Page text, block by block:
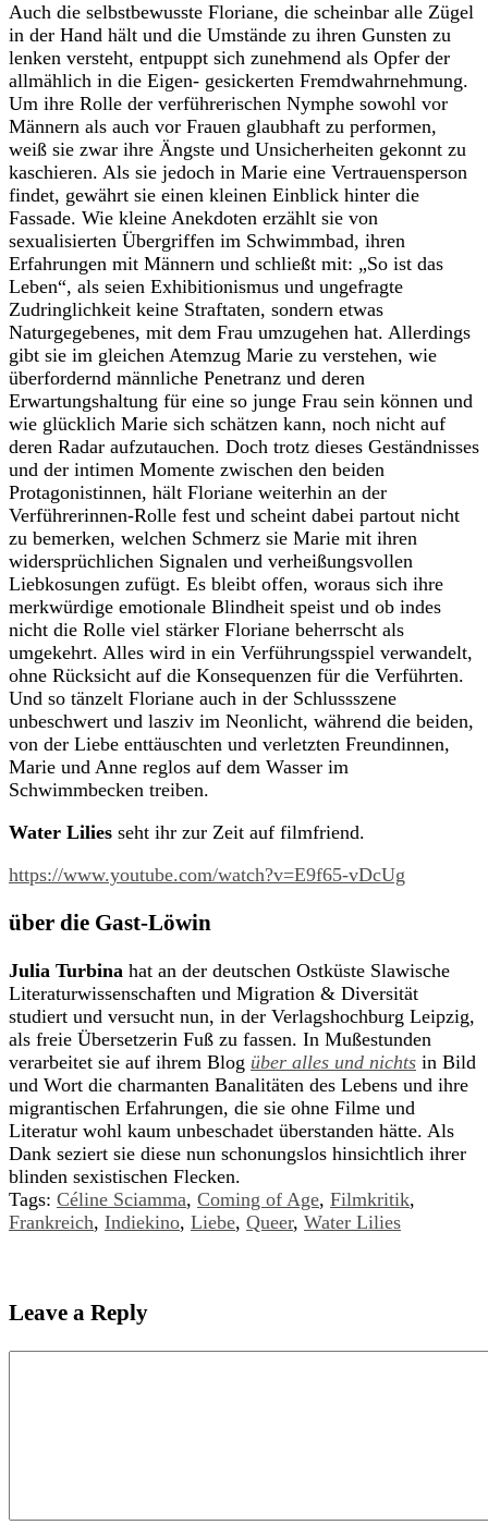
Auch die selbstbewusste Floriane, die scheinbar alle Zügel
in der Hand hält und die Umstände zu ihren Gunsten zu
lenken versteht, entpuppt sich zunehmend als Opfer der
allmählich in die Eigen- gesickerten Fremdwahrnehmung.
Um ihre Rolle der verführerischen Nymphe sowohl vor
Männern als auch vor Frauen glaubhaft zu performen,
weiß sie zwar ihre Ängste und Unsicherheiten gekonnt zu
kaschieren. Als sie jedoch in Marie eine Vertrauensperson
findet, gewährt sie einen kleinen Einblick hinter die
Fassade. Wie kleine Anekdoten erzählt sie von
sexualisierten Übergriffen im Schwimmbad, ihren
Erfahrungen mit Männern und schließt mit: „So ist das
Leben“, als seien Exhibitionismus und ungefragte
Zudringlichkeit keine Straftaten, sondern etwas
Naturgegebenes, mit dem Frau umzugehen hat. Allerdings
gibt sie im gleichen Atemzug Marie zu verstehen, wie
überfordernd männliche Penetranz und deren
Erwartungshaltung für eine so junge Frau sein können und
wie glücklich Marie sich schätzen kann, noch nicht auf
deren Radar aufzutauchen. Doch trotz dieses Geständnisses
und der intimen Momente zwischen den beiden
Protagonistinnen, hält Floriane weiterhin an der
Verführerinnen-Rolle fest und scheint dabei partout nicht
zu bemerken, welchen Schmerz sie Marie mit ihren
widersprüchlichen Signalen und verheißungsvollen
Liebkosungen zufügt. Es bleibt offen, woraus sich ihre
merkwürdige emotionale Blindheit speist und ob indes
nicht die Rolle viel stärker Floriane beherrscht als
umgekehrt. Alles wird in ein Verführungsspiel verwandelt,
ohne Rücksicht auf die Konsequenzen für die Verführten.
Und so tänzelt Floriane auch in der Schlussszene
unbeschwert und lasziv im Neonlicht, während die beiden,
von der Liebe enttäuschten und verletzten Freundinnen,
Marie und Anne reglos auf dem Wasser im
Schwimmbecken treiben.
Water Lilies seht ihr zur Zeit auf filmfriend.
https://www.youtube.com/watch?v=E9f65-vDcUg
über die Gast-Löwin
Julia Turbina hat an der deutschen Ostküste Slawische
Literaturwissenschaften und Migration & Diversität
studiert und versucht nun, in der Verlagshochburg Leipzig,
als freie Übersetzerin Fuß zu fassen. In Mußestunden
verarbeitet sie auf ihrem Blog über alles und nichts in Bild
und Wort die charmanten Banalitäten des Lebens und ihre
migrantischen Erfahrungen, die sie ohne Filme und
Literatur wohl kaum unbeschadet überstanden hätte. Als
Dank seziert sie diese nun schonungslos hinsichtlich ihrer
blinden sexistischen Flecken.
Tags: Céline Sciamma, Coming of Age, Filmkritik,
Frankreich, Indiekino, Liebe, Queer, Water Lilies
Leave a Reply